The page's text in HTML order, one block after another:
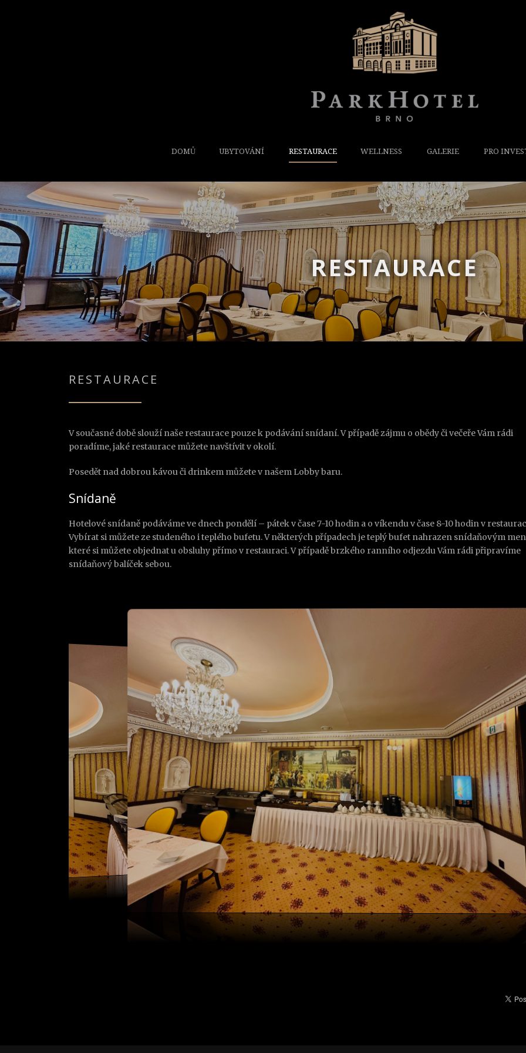
DOMŮ UBYTOVÁNÍ RESTAURACE WELLNESS GALERIE PRO
RESTAURACE
RESTAURACE
V současné době slouží naše restaurace pouze k podávání snídaní. V případě zájmu o obědy či večeře Vám rádi
poradíme, jaké restaurace můžete navštívit v okolí.
Posedět nad dobrou kávou či drinkem můžete v našem Lobby baru.
Snídaně
Hotelové snídaně podáváme ve dnech pondělí – pátek v čase 7-10 hodin a o víkendu v čase 8-10 hodin v
Vybírat si můžete ze studeného i teplého bufetu. V některých případech je teplý bufet nahrazen snídaňovým
které si můžete objednat u obsluhy přímo v restauraci. V případě brzkého ranního odjezdu Vám rádi připravíme
snídaňový balíček sebou.